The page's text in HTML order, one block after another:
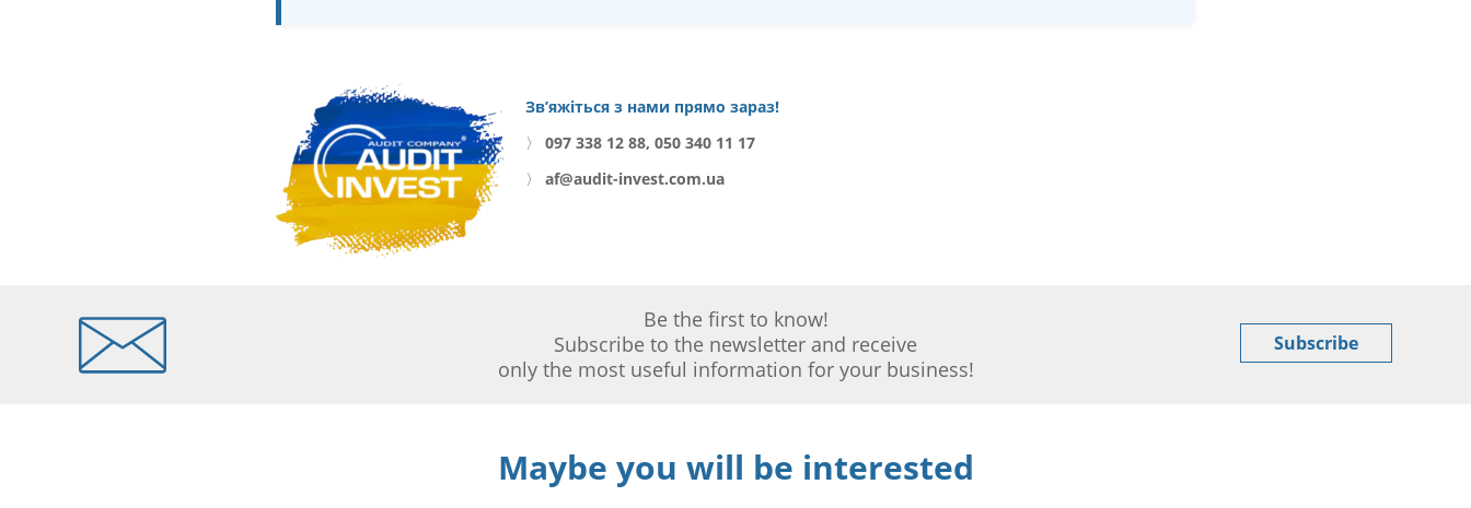
Зв’яжіться з нами прямо зараз!
〉
097 338 12 88, 050 340 11 17
〉
af@audit-invest.com.ua
Be the first to know!
Subscribe to the newsletter and receive
only the most useful information for your business!
Subscribe
Maybe you will be interested